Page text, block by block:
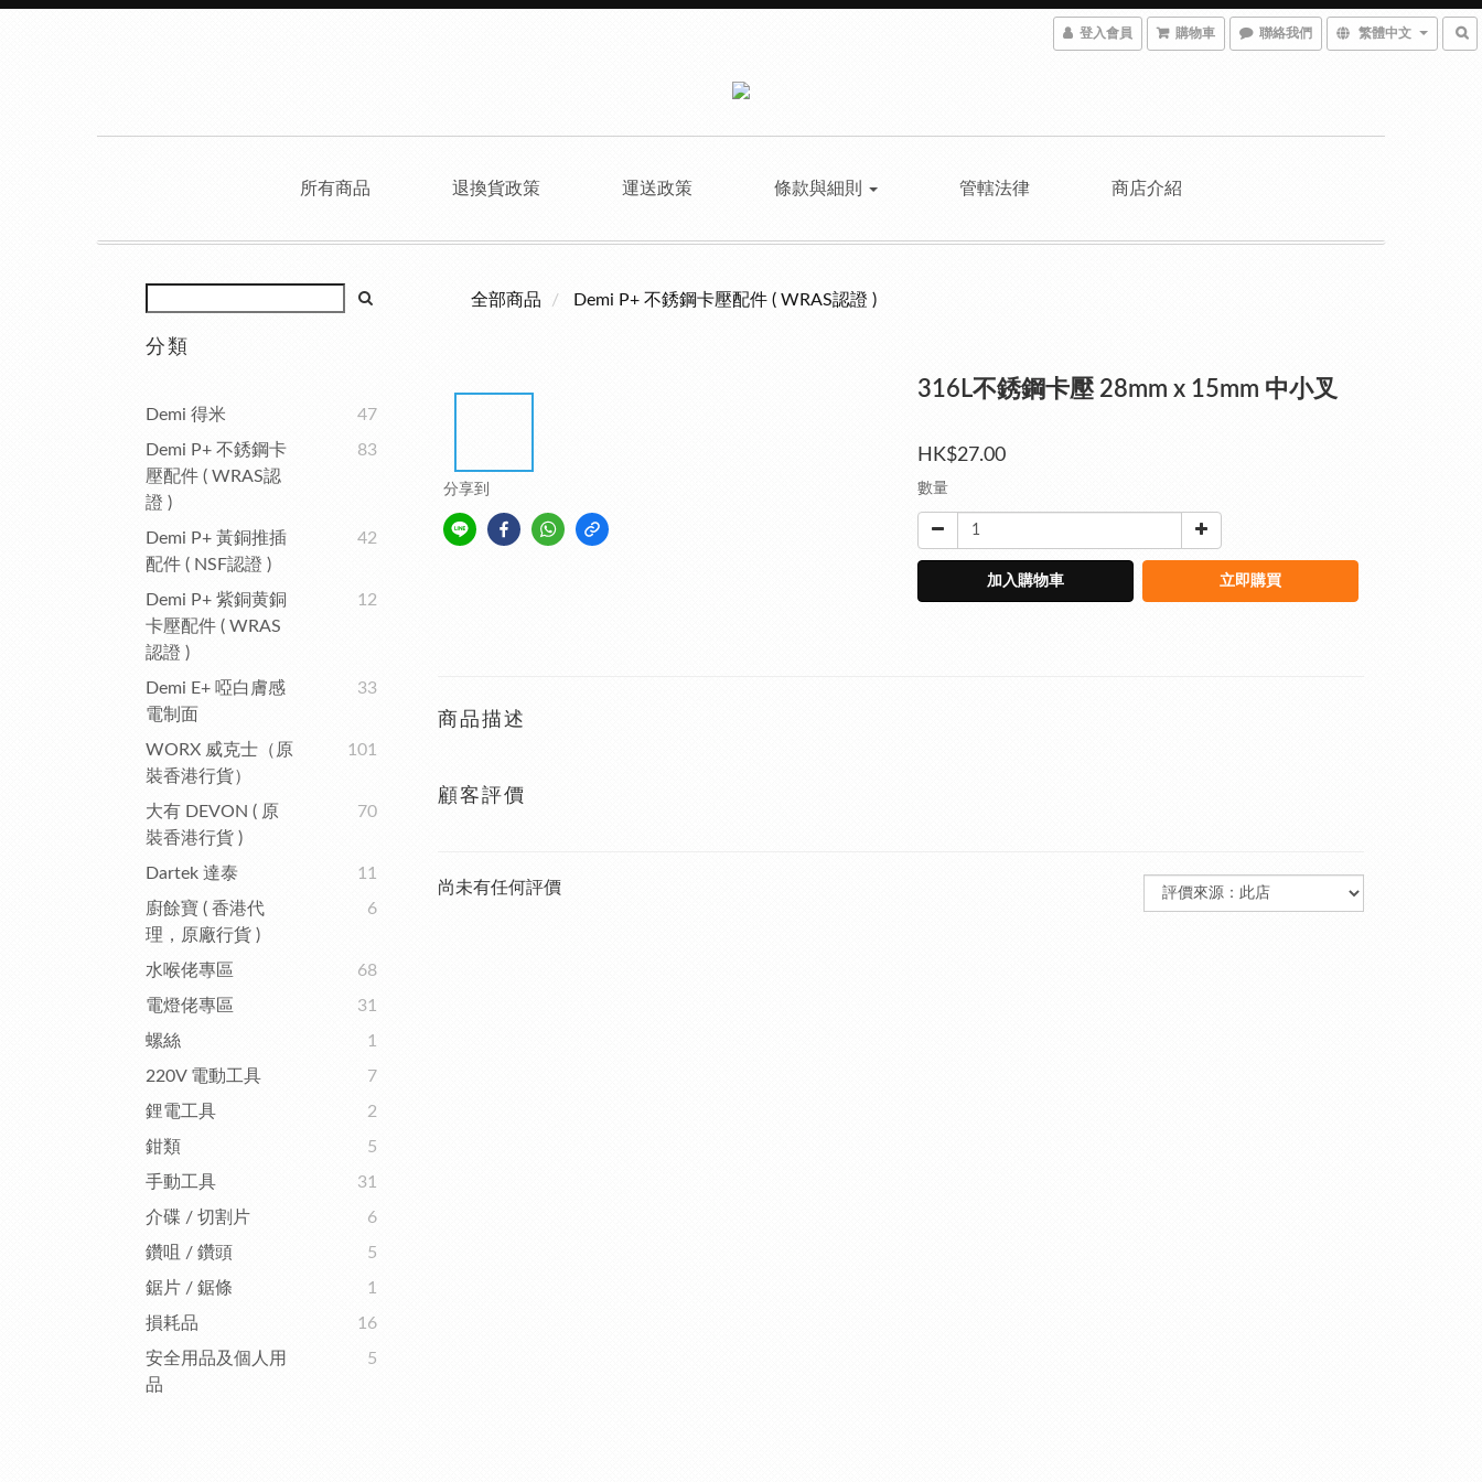
登入會員 購物車 聯絡我們 繁體中文
所有商品 退換貨政策 運送政策 條款與細則 管轄法律 商店介紹
分類
Demi 得米
47
Demi P+ 不銹鋼卡
壓配件 ( WRAS認
證 )
83
Demi P+ 黃銅推插
配件 ( NSF認證 )
42
Demi P+ 紫銅黄銅
卡壓配件 ( WRAS
認證 )
12
Demi E+ 啞白膚感
電制面
33
WORX 威克士（原
裝香港行貨）
101
大有 DEVON ( 原
裝香港行貨 )
70
Dartek 達泰
11
廚餘寶 ( 香港代
理，原廠行貨 )
6
水喉佬專區
68
電燈佬專區
31
螺絲
1
220V 電動工具
7
鋰電工具
2
鉗類
5
手動工具
31
介碟 / 切割片
6
鑽咀 / 鑽頭
5
鋸片 / 鋸條
1
損耗品
16
安全用品及個人用
品
5
全部商品 Demi P+ 不銹鋼卡壓配件 ( WRAS認證 )
分享到
316L不銹鋼卡壓 28mm x 15mm 中小叉
HK$27.00
數量
加入購物車 立即購買
商品描述
顧客評價
尚未有任何評價